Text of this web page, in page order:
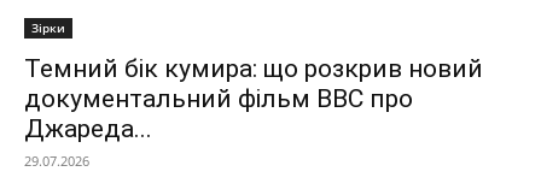
Зірки
Темний бік кумира: що розкрив новий
документальний фільм ВВС про
Джареда...
29.07.2026